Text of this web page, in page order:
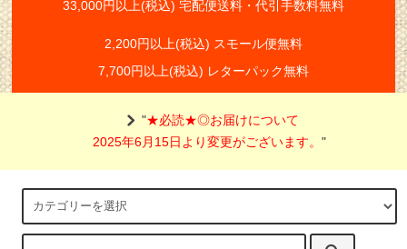
33,000円以上(税込) 宅配便送料・代引手数料無料
2,200円以上(税込) スモール便無料
7,700円以上(税込) レターパック無料
"★必読★◎お届けについて
2025年6月15日より変更がございます。"